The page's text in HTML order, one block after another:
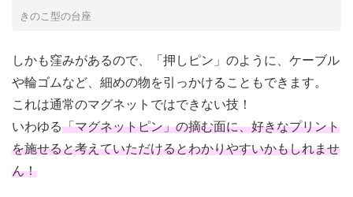
きのこ型の台座
しかも窪みがあるので、
「押しピン」のように、ケーブル
や輪ゴムなど、細めの物を引っかけることもできます。
これは通常のマグネットではできない技！
いわゆる「マグネットピン」の摘む面に、好きなプリント
を施せると考えていただけるとわかりやすいかもしれませ
ん！